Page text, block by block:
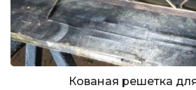
Кованая решетка